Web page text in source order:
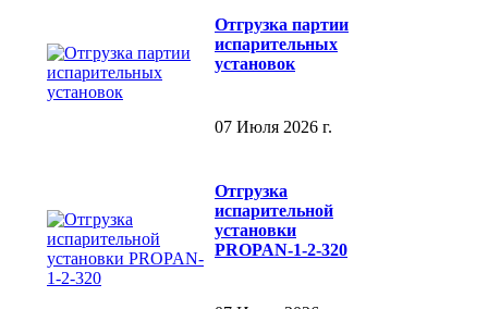
Отгрузка партии
испарительных
установок
07 Июля 2026 г.
Отгрузка
испарительной
установки
PROPAN-1-2-320